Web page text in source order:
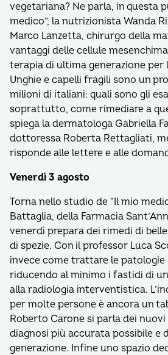
vegetariana? Ne parla, in questa
medico”, la nutrizionista Wanda
Marco Lanzetta, chirurgo della
vantaggi delle cellule
terapia di ultima generazione per
Unghie e capelli fragili sono un
milioni di italiani: quali sono gli
soprattutto, come rimediare a
spiega la dermatologa Gabriella
dottoressa Roberta Rettagliati,
risponde alle lettere e alle
Venerdì 3 agosto
Torna nello studio de “Il mio
Battaglia, della Farmacia
venerdì prepara dei rimedi di
di spezie. Con il professor Luca
invece come trattare le patologie
riducendo al minimo i fastidi di
alla radiologia interventistica.
per molte persone è ancora un
Roberto Carone si parla dei
diagnosi più accurata possibile e
generazione. Infine uno spazio